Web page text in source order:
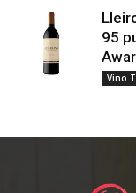
95
Vino